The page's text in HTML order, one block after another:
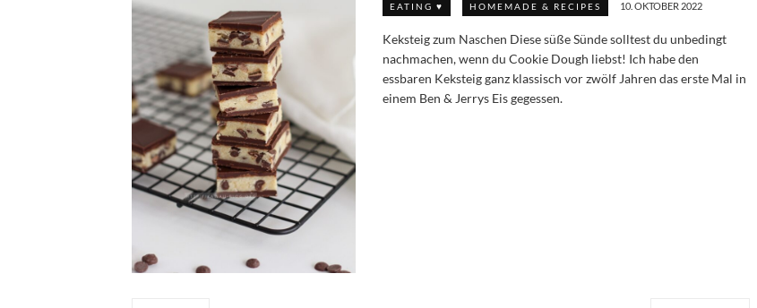
EATING ♥ HOMEMADE & RECIPES 10. OKTOBER 2022
Keksteig zum Naschen Diese süße Sünde solltest du unbedingt
nachmachen, wenn du Cookie Dough liebst! Ich habe den
essbaren Keksteig ganz klassisch vor zwölf Jahren das erste Mal in
einem Ben & Jerrys Eis gegessen.